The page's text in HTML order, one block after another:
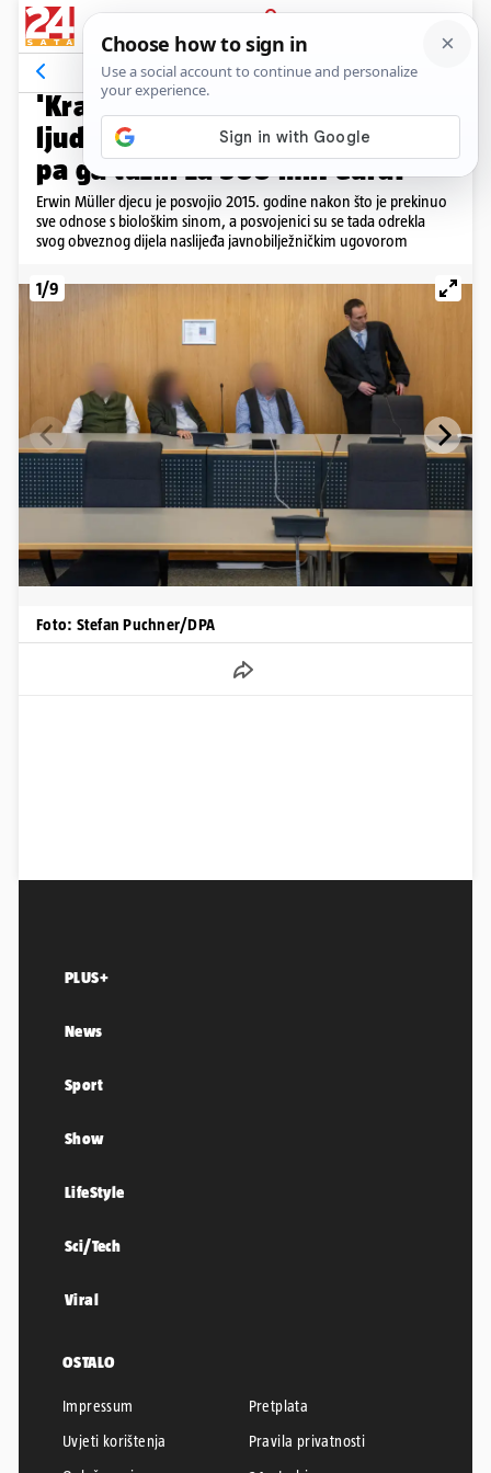
PRIJAVA
Galerija Komentari
VLASNIK MULLERA
'Kralj drogerija' posvojio troje
ljudi: Odrekli su se nasljedstva,
pa ga tužili za 500 mil. eura!
Erwin Müller djecu je posvojio 2015. godine nakon što je prekinuo
sve odnose s biološkim sinom, a posvojenici su se tada odrekla
svog obveznog dijela naslijeđa javnobilježničkim ugovorom
1/9
Foto: Stefan Puchner/DPA
PLUS+
News
Sport
Show
LifeStyle
Sci/Tech
Viral
OSTALO
Impressum
Pretplata
Uvjeti korištenja
Pravila privatnosti